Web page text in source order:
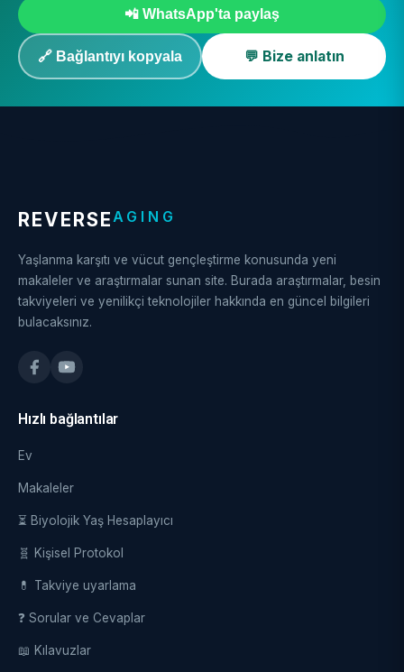
📲 WhatsApp'ta paylaş
🔗 Bağlantıyı kopyala 💬 Bize anlatın
REVERSEAGING
Yaşlanma karşıtı ve vücut gençleştirme konusunda yeni
makaleler ve araştırmalar sunan site. Burada araştırmalar, besin
takviyeleri ve yenilikçi teknolojiler hakkında en güncel bilgileri
bulacaksınız.
Hızlı bağlantılar
Ev
Makaleler
⏳ Biyolojik Yaş Hesaplayıcı
🧬 Kişisel Protokol
💊 Takviye uyarlama
❓ Sorular ve Cevaplar
📖 Kılavuzlar